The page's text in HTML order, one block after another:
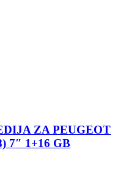
ZA PEUGEOT
7″ 1+16 GB